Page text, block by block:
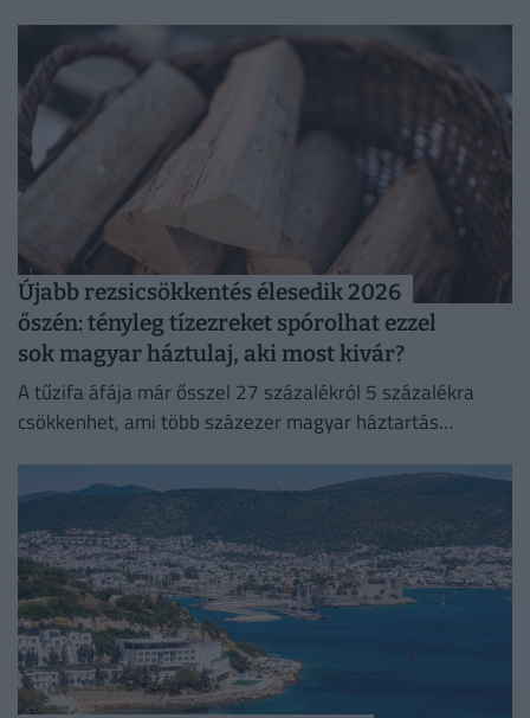
Újabb rezsicsökkentés élesedik 2026
őszén: tényleg tízezreket spórolhat ezzel
sok magyar háztulaj, aki most kivár?
A tűzifa áfája már ősszel 27 százalékról 5 százalékra
csökkenhet, ami több százezer magyar háztartás